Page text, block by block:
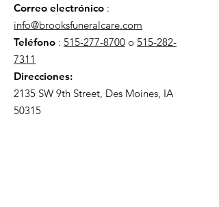
Correo electrónico :
info@brooksfuneralcare.com
Teléfono : 515-277-8700 o 515-282-
7311
Direcciones:
2135 SW 9th Street, Des Moines, IA
50315